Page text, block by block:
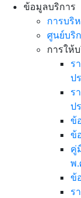
ข้อมูลบริการ
การบริ
ศูนย์บริ
การให้
ร
ป
ร
ป
ข้
ข้
คู่
พ
ข้
ร